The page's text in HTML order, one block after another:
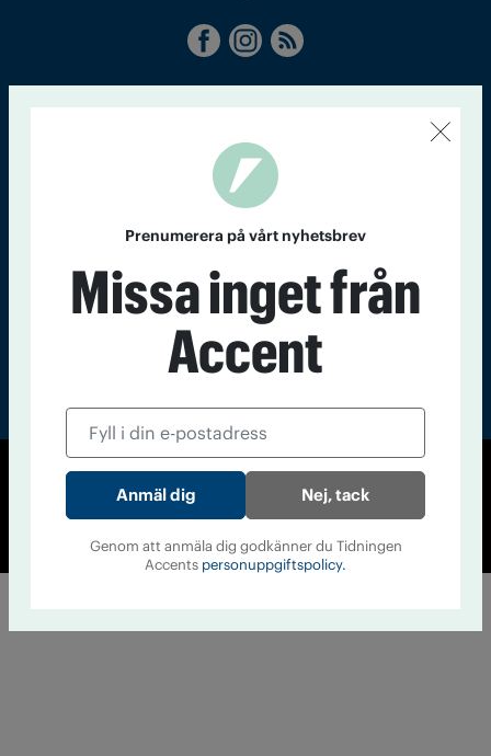
Accent
© Tidningen Accent 2026
Cookiepolicy
Personuppgiftspolicy
Prenumerera på vårt nyhetsbrev
Missa inget från
Accent
Nej, tack
Genom att anmäla dig godkänner du Tidningen
Accents personuppgiftspolicy.